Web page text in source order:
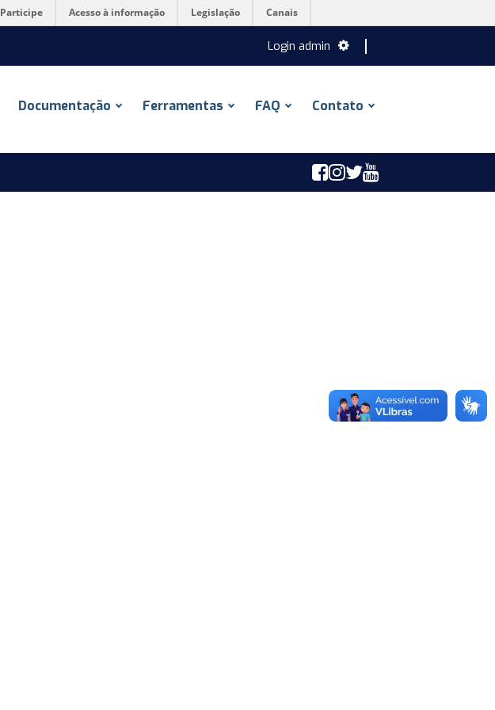
Participe Acesso à informação Legislação Canais
Login admin
Documentação Ferramentas FAQ Contato